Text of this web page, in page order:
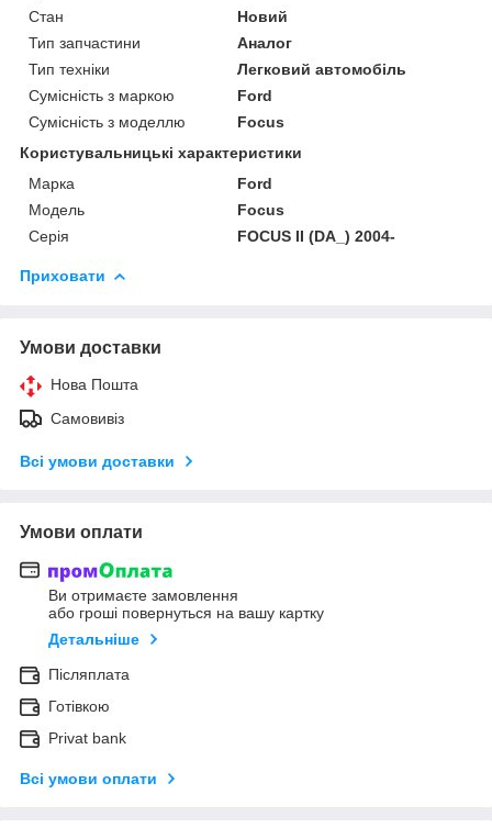
Стан
Новий
Тип запчастини
Аналог
Тип техніки
Легковий автомобіль
Сумісність з маркою
Ford
Сумісність з моделлю
Focus
Користувальницькі характеристики
Марка
Ford
Модель
Focus
Серія
FOCUS II (DA_) 2004-
Приховати
Умови доставки
Нова Пошта
Самовивіз
Всі умови доставки
Умови оплати
Ви отримаєте замовлення
або гроші повернуться на вашу картку
Детальніше
Післяплата
Готівкою
Privat bank
Всі умови оплати